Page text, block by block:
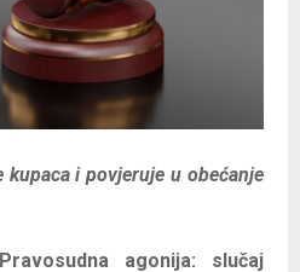
kupaca i povjeruje u obećanje
agonija: slučaj